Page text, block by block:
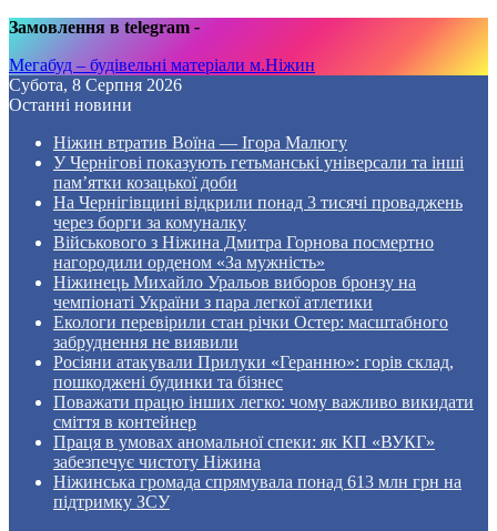
Замовлення в telegram -
Мегабуд – будівельні матеріали м.Ніжин
Субота, 8 Серпня 2026
Останні новини
Ніжин втратив Воїна — Ігора Малюгу
У Чернігові показують гетьманські універсали та інші
пам’ятки козацької доби
На Чернігівщині відкрили понад 3 тисячі проваджень
через борги за комуналку
Військового з Ніжина Дмитра Горнова посмертно
нагородили орденом «За мужність»
Ніжинець Михайло Уральов виборов бронзу на
чемпіонаті України з пара легкої атлетики
Екологи перевірили стан річки Остер: масштабного
забруднення не виявили
Росіяни атакували Прилуки «Геранню»: горів склад,
пошкоджені будинки та бізнес
Поважати працю інших легко: чому важливо викидати
сміття в контейнер
Праця в умовах аномальної спеки: як КП «ВУКГ»
забезпечує чистоту Ніжина
Ніжинська громада спрямувала понад 613 млн грн на
підтримку ЗСУ